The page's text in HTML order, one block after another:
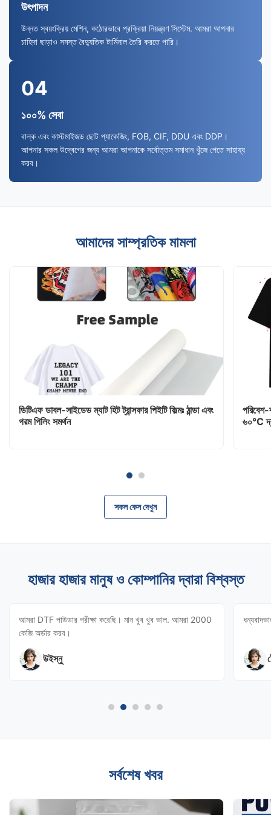
উৎপাদন
উন্নত স্বয়ংক্রিয় মেশিন, কঠোরভাবে প্রক্রিয়া নিয়ন্ত্রণ সিস্টেম. আমরা আপনার
চাহিদা ছাড়াও সমস্ত বৈদ্যুতিক টার্মিনাল তৈরি করতে পারি।
04
১০০% সেবা
বাল্ক এবং কাস্টমাইজড ছোট প্যাকেজিং, FOB, CIF, DDU এবং DDP।
আপনার সকল উদ্বেগের জন্য আমরা আপনাকে সর্বোত্তম সমাধান খুঁজে পেতে সাহায্য
করব।
আমাদের সাম্প্রতিক মামলা
ডিটিএফ ডাবল-সাইডেড ম্যাট হিট ট্রান্সফার পিইটি ফিল্মঃ ঠান্ডা এবং
গরম পিলিং সমর্থন
পরিবেশ-
সকল কেস দেখুন
হাজার হাজার মানুষ ও কোম্পানির দ্বারা বিশ্বস্ত
আমরা DTF পাউডার পরীক্ষা করেছি। মান খুব খুব ভাল. আমরা 2000
কেজি অর্ডার করব।
উইস্নু
সর্বশেষ খবর